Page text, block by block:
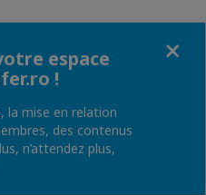
ou non-managers
au niveau individuel ou
cours et les changements
4 heures
espace
!
la mise en relation
des contenus
n’attendez plus,